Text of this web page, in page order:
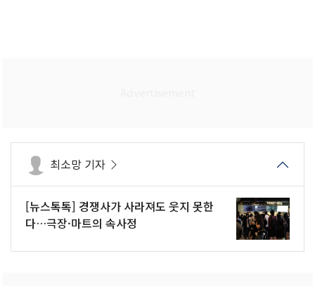
최소망 기자
[뉴스톡톡] 경쟁사가 사라져도 웃지 못한
다…극장·마트의 속사정